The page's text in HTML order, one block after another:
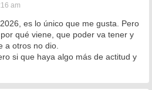
am
es lo único que me gusta. Pero
qué viene, que poder va tener y
a otros no dio.
si que haya algo más de actitud y